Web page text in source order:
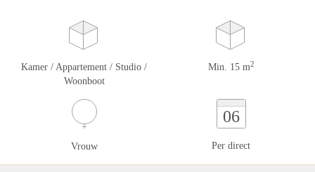
Kamer / Appartement / Studio /
Woonboot
Min. 15 m2
Vrouw
06
Per direct